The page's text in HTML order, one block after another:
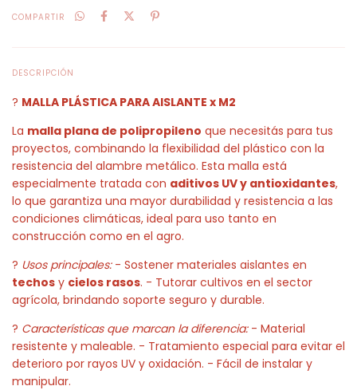
COMPARTIR
DESCRIPCIÓN
? MALLA PLÁSTICA PARA AISLANTE x M2
La malla plana de polipropileno que necesitás para tus
proyectos, combinando la flexibilidad del plástico con la
resistencia del alambre metálico. Esta malla está
especialmente tratada con aditivos UV y antioxidantes,
lo que garantiza una mayor durabilidad y resistencia a las
condiciones climáticas, ideal para uso tanto en
construcción como en el agro.
? Usos principales:- Sostener materiales aislantes en
techos y cielos rasos. - Tutorar cultivos en el sector
agrícola, brindando soporte seguro y durable.
? Características que marcan la diferencia:- Material
resistente y maleable. - Tratamiento especial para evitar el
deterioro por rayos UV y oxidación. - Fácil de instalar y
manipular.